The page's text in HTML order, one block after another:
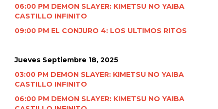
06:00 PM DEMON SLAYER: KIMETSU NO YAIBA
CASTILLO INFINITO
09:00 PM EL CONJURO 4: LOS ULTIMOS RITOS
Jueves Septiembre 18, 2025
03:00 PM DEMON SLAYER: KIMETSU NO YAIBA
CASTILLO INFINITO
06:00 PM DEMON SLAYER: KIMETSU NO YAIBA